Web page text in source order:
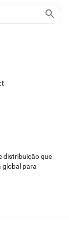
distribuição que
global para